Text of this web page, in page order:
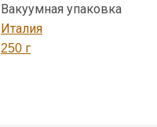
Вакуумная упаковка
Италия
250 г